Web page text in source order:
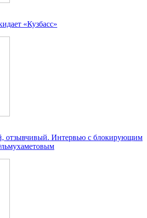
«Кузбасс»
отзывчивый. Интервью с блокирующим